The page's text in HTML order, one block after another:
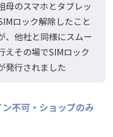
母のスマホとタブレッ
ロック解除したこと
、他社と同様にスムー
えその場でSIMロック
発行されました
不可・ショップのみ